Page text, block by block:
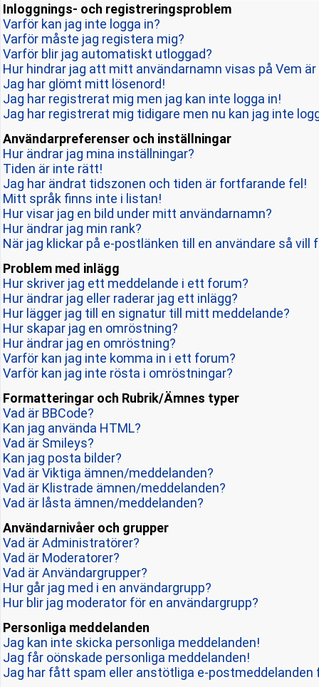
Inloggnings- och registreringsproblem
Varför kan jag inte logga in?
Varför måste jag registera mig?
Varför blir jag automatiskt utloggad?
Hur hindrar jag att mitt användarnamn visas på Vem
Jag har glömt mitt lösenord!
Jag har registrerat mig men jag kan inte logga in!
Jag har registrerat mig tidigare men nu kan jag inte
Användarpreferenser och inställningar
Hur ändrar jag mina inställningar?
Tiden är inte rätt!
Jag har ändrat tidszonen och tiden är fortfarande fel!
Mitt språk finns inte i listan!
Hur visar jag en bild under mitt användarnamn?
Hur ändrar jag min rank?
När jag klickar på e-postlänken till en användare så vill
Problem med inlägg
Hur skriver jag ett meddelande i ett forum?
Hur ändrar jag eller raderar jag ett inlägg?
Hur lägger jag till en signatur till mitt meddelande?
Hur skapar jag en omröstning?
Hur ändrar jag en omröstning?
Varför kan jag inte komma in i ett forum?
Varför kan jag inte rösta i omröstningar?
Formatteringar och Rubrik/Ämnes typer
Vad är BBCode?
Kan jag använda HTML?
Vad är Smileys?
Kan jag posta bilder?
Vad är Viktiga ämnen/meddelanden?
Vad är Klistrade ämnen/meddelanden?
Vad är låsta ämnen/meddelanden?
Användarnivåer och grupper
Vad är Administratörer?
Vad är Moderatorer?
Vad är Användargrupper?
Hur går jag med i en användargrupp?
Hur blir jag moderator för en användargrupp?
Personliga meddelanden
Jag kan inte skicka personliga meddelanden!
Jag får oönskade personliga meddelanden!
Jag har fått spam eller anstötliga e-postmeddelanden